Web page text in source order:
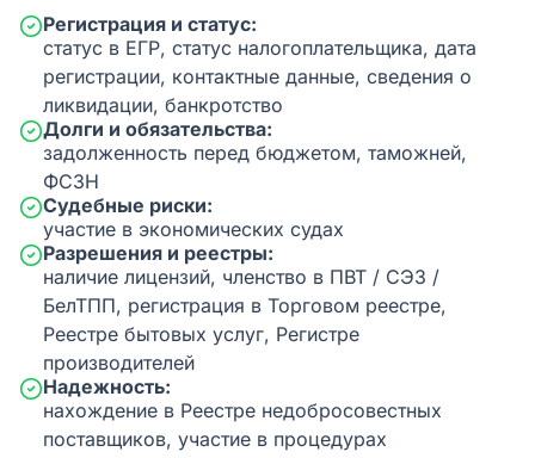
Регистрация и статус:
статус в ЕГР, статус налогоплательщика, дата
регистрации, контактные данные, сведения о
ликвидации, банкротство
Долги и обязательства:
задолженность перед бюджетом, таможней,
ФСЗН
Судебные риски:
участие в экономических судах
Разрешения и реестры:
наличие лицензий, членство в ПВТ / СЭЗ /
БелТПП, регистрация в Торговом реестре,
Реестре бытовых услуг, Регистре
производителей
Надежность:
нахождение в Реестре недобросовестных
поставщиков, участие в процедурах